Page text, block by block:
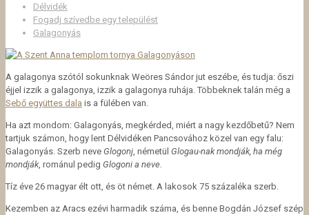
Délvidék
Fogadj szívedbe egy települést
Galagonyás
A galagonya szótól sokunknak Weöres Sándor jut eszébe, és tudja: őszi
éjjel izzik a galagonya, izzik a galagonya ruhája. Többeknek talán még a
Sebő együttes dala is a fülében van.
Ha azt mondom: Galagonyás, megkérded, miért a nagy kezdőbetű? Nem
tartjuk számon, hogy lent Délvidéken Pancsovához közel van egy falu:
Galagonyás. Szerb neve Glogonj , németül Glogau-nak mondják, ha még
mondják, románul pedig Glogoni a neve.
Tíz éve 26 magyar élt ott, és öt német. A lakosok 75 százaléka szerb.
Kezemben az Aracs ezévi harmadik száma, és benne Bogdán József szép